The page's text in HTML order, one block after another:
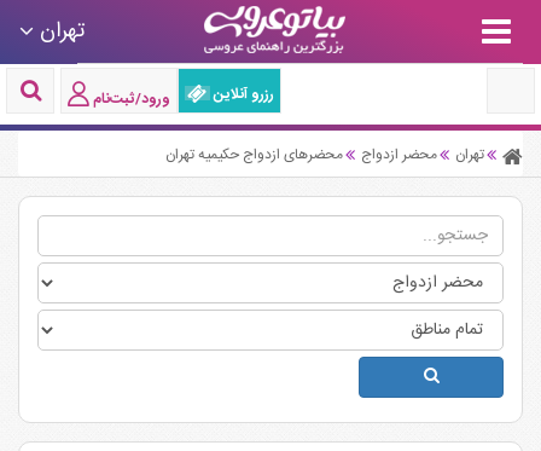
تهران
رزرو آنلاین ورود/ثبت‌نام
تهران محضر ازدواج محضرهای ازدواج حکیمیه تهران